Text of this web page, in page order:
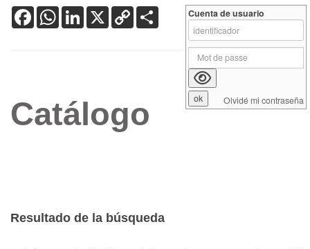
FacebookWhatsApp
LinkedIn
X Copy
Link
Catálogo
Resultado de la búsqueda
Cuenta de usuario
Olvidé mi contraseña